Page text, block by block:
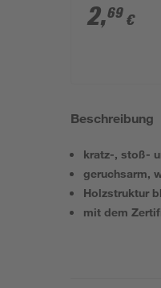
2,69 €
Beschreibung
kratz-, stoß-
geruchsarm,
Holzstruktur
mit dem